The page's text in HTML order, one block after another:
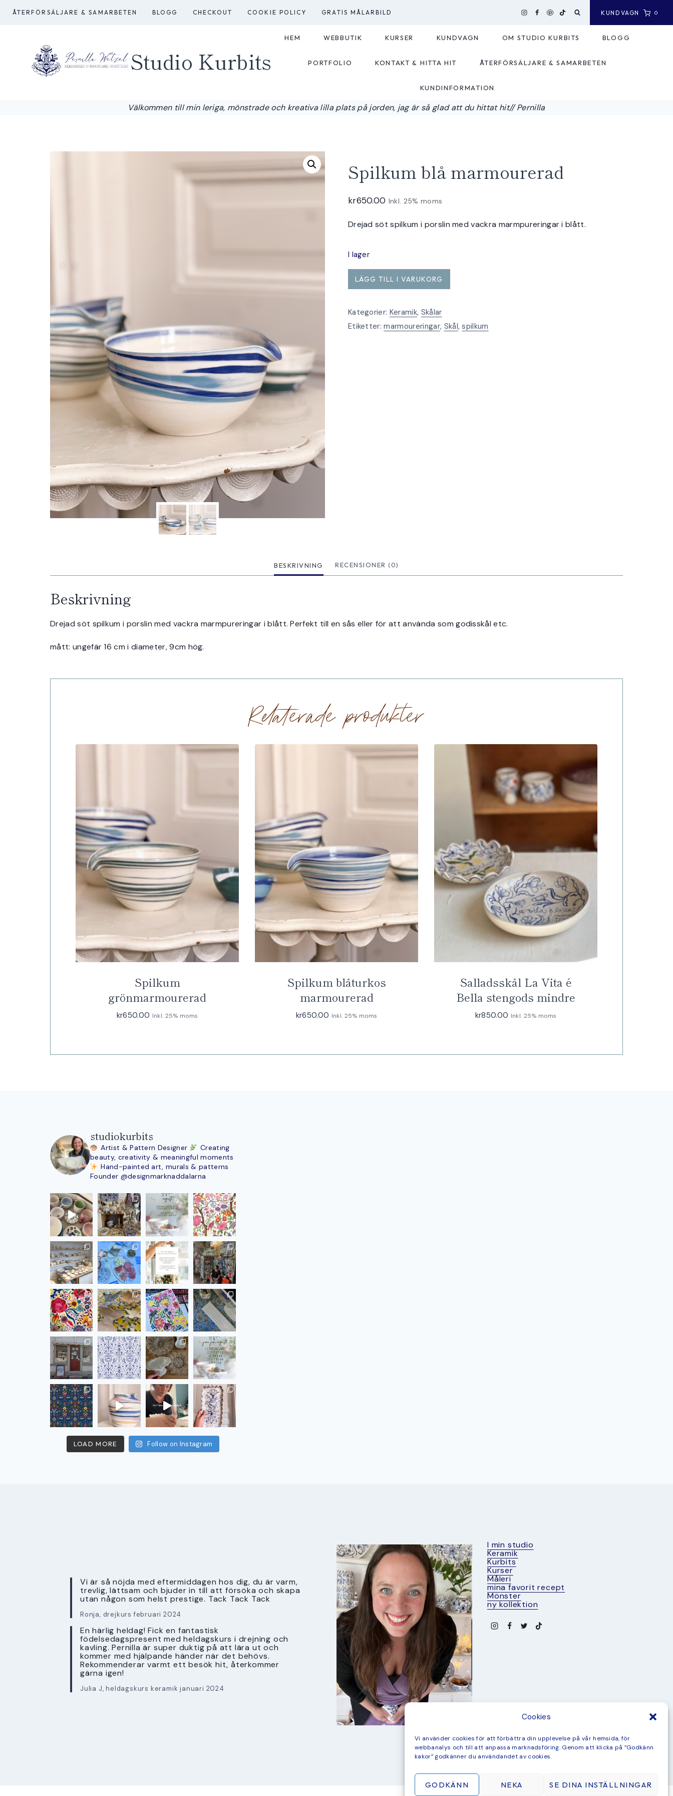
Cookies
Vi använder cookies för att förbättra din upplevelse på vår hemsida, för
webbanalys och till att anpassa marknadsföring. Genom att klicka på ”Godkänn
kakor” godkänner du användandet av cookies.
GODKÄNN NEKA SE DINA INSTÄLLNINGAR
Skip
ÅTERFÖRSÄLJARE & SAMARBETEN BLOGG CHECKOUT COOKIE POLICY GRATIS MÅLARBILD KUNDVAGN 0
Studio Kurbits
HEM WEBBUTIK KURSER KUNDVAGN OM STUDIO KURBITS BLOGG
PORTFOLIO KONTAKT & HITTA HIT ÅTERFÖRSÄLJARE & SAMARBETEN
KUNDINFORMATION
Välkommen till min leriga, mönstrade och kreativa lilla plats på jorden, jag är så glad att du hittat hit// Pernilla
Spilkum blå marmourerad
kr650.00 Inkl. 25% moms
Drejad söt spilkum i porslin med vackra marmpureringar i blått.
I lager
Spilkum
blå
mängd
LÄGG TILL I VARUKORG
Kategorier: Keramik, Skålar
Etiketter:marmoureringar, Skål,spilkum
BESKRIVNING RECENSIONER (0)
Beskrivning
Drejad söt spilkum i porslin med vackra marmpureringar i blått. Perfekt till en sås eller för att använda som godisskål etc.
mått: ungefär 16 cm i diameter, 9cm hög.
Relaterade produkter
Spilkum
grönmarmourerad
kr650.00 Inkl. 25% moms
Spilkum blåturkos
marmourerad
kr650.00 Inkl. 25% moms
Salladsskål La Vita é
Bella stengods mindre
kr850.00 Inkl. 25% moms
studiokurbits
Artist & Pattern Designer
Creating
beauty, creativity & meaningful moments
Hand-painted art, murals & patterns
Founder @designmarknaddalarna
LOAD MORE Follow on Instagram
Vi är så nöjda med eftermiddagen hos dig, du är varm,
trevlig, lättsam och bjuder in till att försöka och skapa
utan någon som helst prestige. Tack Tack Tack
Ronja, drejkurs februari 2024
En härlig heldag! Fick en fantastisk
födelsedagspresent med heldagskurs i drejning och
kavling. Pernilla är super duktig på att lära ut och
kommer med hjälpande händer när det behövs.
Rekommenderar varmt ett besök hit, återkommer
gärna igen!
Julia J, heldagskurs keramik januari 2024
I min studio
Keramik
Kurbits
Kurser
Måleri
mina favorit recept
Mönster
ny kollektion